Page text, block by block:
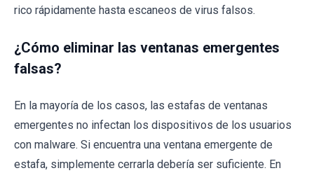
rico rápidamente hasta escaneos de virus falsos.
¿Cómo eliminar las ventanas emergentes
falsas?
En la mayoría de los casos, las estafas de ventanas
emergentes no infectan los dispositivos de los usuarios
con malware. Si encuentra una ventana emergente de
estafa, simplemente cerrarla debería ser suficiente. En